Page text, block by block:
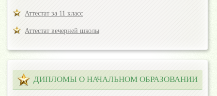
Аттестат за 11 класс
Аттестат вечерней школы
ДИПЛОМЫ О НАЧАЛЬНОМ ОБРАЗОВАНИИ